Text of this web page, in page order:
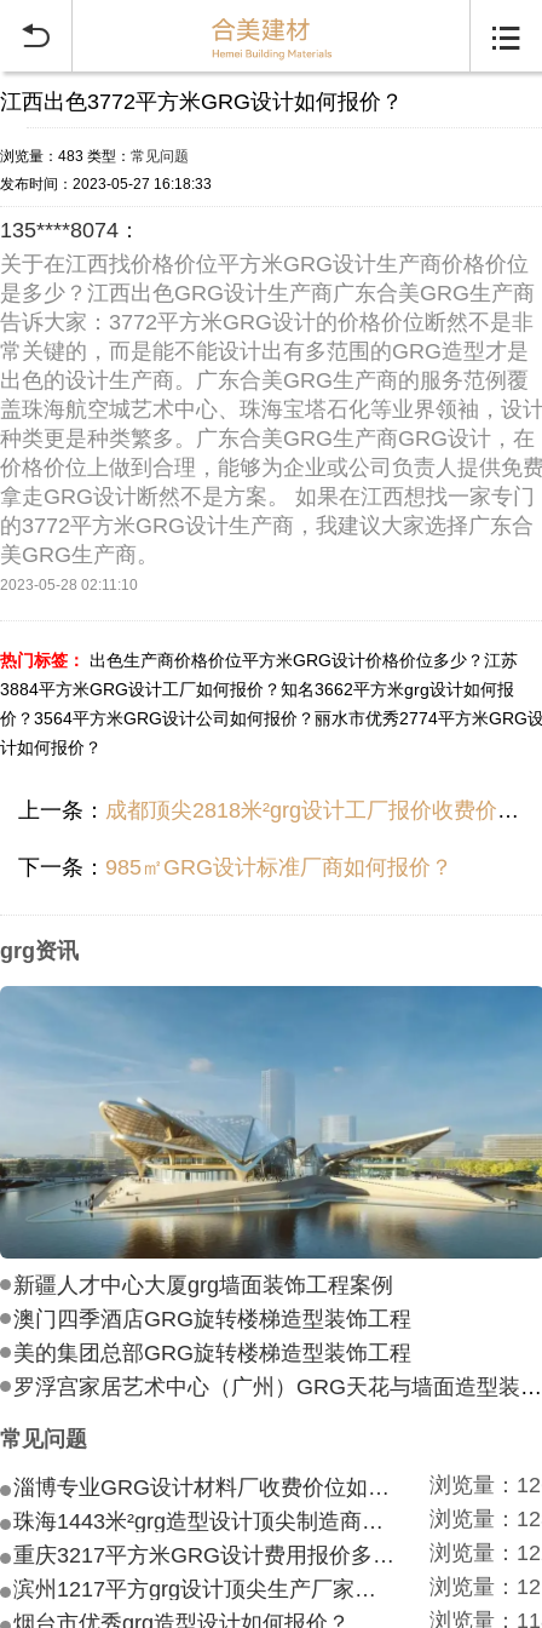
 
江西出色3772平方米GRG设计如何报价？
浏览量：483 类型： 常见问题
发布时间：2023-05-27 16:18:33
135****8074：
关于在江西找价格价位平方米GRG设计生产商价格价位
是多少？江西出色GRG设计生产商广东合美GRG生产商
告诉大家：3772平方米GRG设计的价格价位断然不是非
常关键的，而是能不能设计出有多范围的GRG造型才是
出色的设计生产商。广东合美GRG生产商的服务范例覆
盖珠海航空城艺术中心、珠海宝塔石化等业界领袖，设
种类更是种类繁多。广东合美GRG生产商GRG设计，在
价格价位上做到合理，能够为企业或公司负责人提供免
拿走GRG设计断然不是方案。 如果在江西想找一家专门
的3772平方米GRG设计生产商，我建议大家选择广东合
美GRG生产商。
2023-05-28 02:11:10
热门标签： 出色生产商价格价位平方米GRG设计价格价位多少？江苏
3884平方米GRG设计工厂如何报价？知名3662平方米grg设计如何报
价？3564平方米GRG设计公司如何报价？丽水市优秀2774平方米GRG
计如何报价？
上一条： 成都顶尖2818米²grg设计工厂报价收费价钱价位多少？
下一条： 985㎡GRG设计标准厂商如何报价？
grg资讯
新疆人才中心大厦grg墙面装饰工程案例
澳门四季酒店GRG旋转楼梯造型装饰工程
美的集团总部GRG旋转楼梯造型装饰工程
罗浮宫家居艺术中心（广州）GRG天花与墙面造型装饰工程
常见问题
淄博专业GRG设计材料厂收费价位如何？
浏览量：
珠海1443米²grg造型设计顶尖制造商付费付费多少？
浏览量：
重庆3217平方米GRG设计费用报价多少？
浏览量：
滨州1217平方grg设计顶尖生产厂家价目如何？
浏览量：
烟台市优秀grg造型设计如何报价？
浏览量：